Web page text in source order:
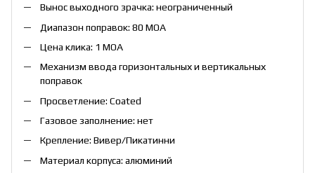
Вынос выходного зрачка: неограниченный
Диапазон поправок: 80 МОА
Цена клика: 1 MOA
Механизм ввода горизонтальных и вертикальных
поправок
Просветление: Coated
Газовое заполнение: нет
Крепление: Вивер/Пикатинни
Материал корпуса: алюминий